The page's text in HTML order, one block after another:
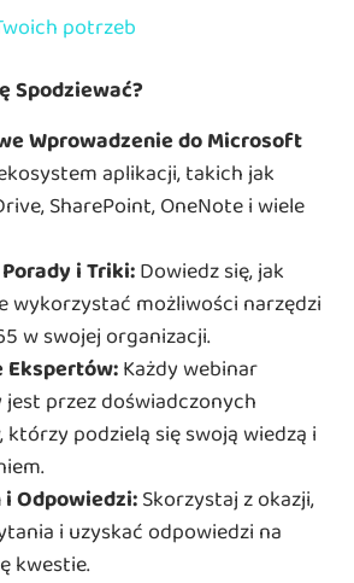
potrzeb
Spodziewać?
Wprowadzenie do Microsoft
aplikacji, takich jak
SharePoint, OneNote i wiele
i Triki:Dowiedz się, jak
wykorzystać możliwości narzędzi
w swojej organizacji.
Ekspertów:Każdy webinar
przez doświadczonych
którzy podzielą się swoją wiedzą i
Odpowiedzi:Skorzystaj z okazji,
i uzyskać odpowiedzi na
kwestie.